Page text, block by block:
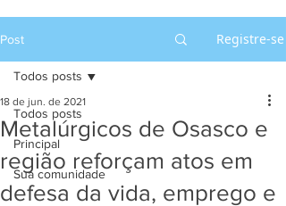
Post Registre-se
Todos posts
Principal
Sua comunidade
Todos posts
Metalúrgicos de Osasco e
região reforçam atos em
defesa da vida, emprego e
18 de jun. de 2021